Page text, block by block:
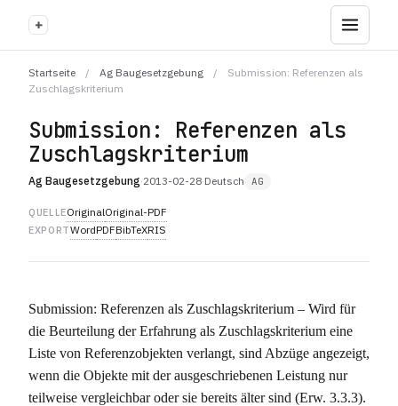
+
Startseite / Ag Baugesetzgebung /
Submission: Referenzen als
Zuschlagskriterium
Submission: Referenzen als
Zuschlagskriterium
Ag Baugesetzgebung·2013-02-28·Deutsch AG
QUELLEOriginalOriginal-PDF
EXPORTWordPDFBibTeXRIS
Submission: Referenzen als Zuschlagskriterium – Wird für
die Beurteilung der Erfahrung als Zuschlagskriterium eine
Liste von Referenzobjekten verlangt, sind Abzüge angezeigt,
wenn die Objekte mit der ausgeschriebenen Leistung nur
teilweise vergleichbar oder sie bereits älter sind (Erw. 3.3.3).